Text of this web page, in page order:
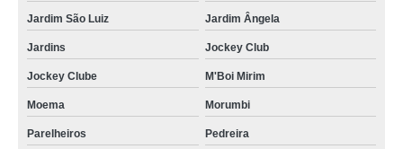
Jardim São Luiz Jardim Ângela
Jardins Jockey Club
Jockey Clube M'Boi Mirim
Moema Morumbi
Parelheiros Pedreira